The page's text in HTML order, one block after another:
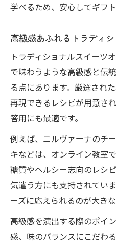
学べるため、安心してギフ
高級感あふれるトラディ
トラディショナルスイーツ
で味わうような高級感と伝
る点にあります。厳選され
再現できるレシピが用意さ
答用にも最適です。
例えば、ニルヴァーナのチ
キなどは、オンライン教室
糖質やヘルシー志向のレシ
気遣う方にも支持されてい
ーズに応えられるのが大きな
高級感を演出する際のポイ
感、味のバランスにこだわ